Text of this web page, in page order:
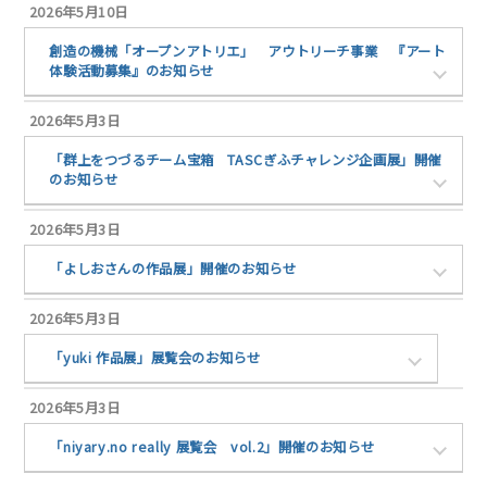
2026年5月10日
創造の機械「オープンアトリエ」 アウトリーチ事業 『アート
体験活動募集』のお知らせ
2026年5月3日
「群上をつづるチーム宝箱 TASCぎふチャレンジ企画展」開催
のお知らせ
2026年5月3日
「よしおさんの作品展」開催のお知らせ
2026年5月3日
「yuki 作品展」展覧会のお知らせ
2026年5月3日
「niyary.no really 展覧会 vol.2」開催のお知らせ